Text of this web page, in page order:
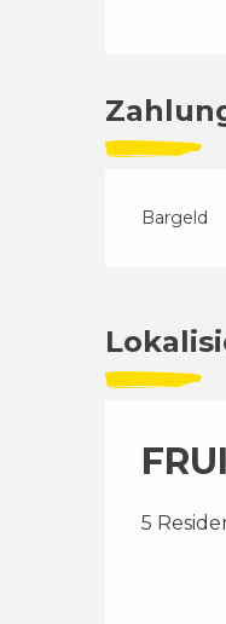
Bargeld
5